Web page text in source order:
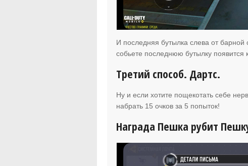
И последняя бутылка слева от
собьете последнюю бутылку появится
Третий способ. Дартс.
Ну и если хотите пощекотать себе
набрать 15 очков за 5 попыток!
Награда Пешка рубит